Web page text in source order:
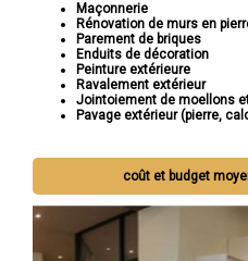
Maçonnerie
Rénovation de murs en
Parement de briques
Enduits de décoration
Peinture extérieure
Ravalement extérieur
Jointoiement de moellons
Pavage extérieur (pierre,
coût et budget